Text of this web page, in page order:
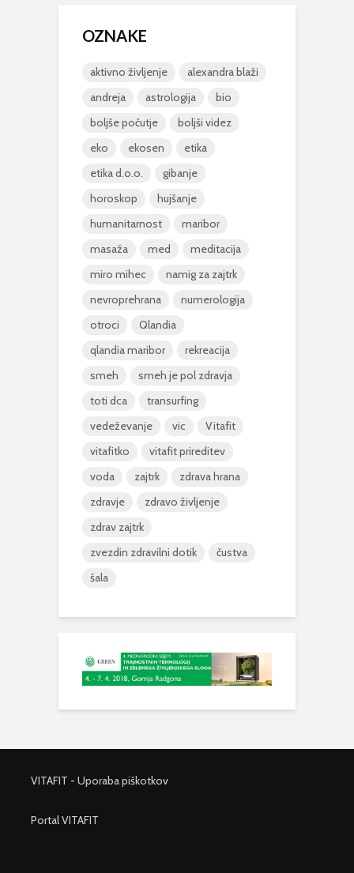
OZNAKE
aktivno življenje
alexandra blaži
andreja
astrologija
bio
boljše počutje
boljši videz
eko
ekosen
etika
etika d.o.o.
gibanje
horoskop
hujšanje
humanitarnost
maribor
masaža
med
meditacija
miro mihec
namig za zajtrk
nevroprehrana
numerologija
otroci
Qlandia
qlandia maribor
rekreacija
smeh
smeh je pol zdravja
toti dca
transurfing
vedeževanje
vic
Vitafit
vitafitko
vitafit prireditev
voda
zajtrk
zdrava hrana
zdravje
zdravo življenje
zdrav zajtrk
zvezdin zdravilni dotik
čustva
šala
VITAFIT - Uporaba piškotkov
Portal VITAFIT